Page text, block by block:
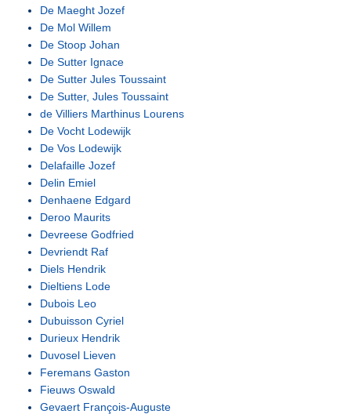
De Maeght Jozef
De Mol Willem
De Stoop Johan
De Sutter Ignace
De Sutter Jules Toussaint
De Sutter, Jules Toussaint
de Villiers Marthinus Lourens
De Vocht Lodewijk
De Vos Lodewijk
Delafaille Jozef
Delin Emiel
Denhaene Edgard
Deroo Maurits
Devreese Godfried
Devriendt Raf
Diels Hendrik
Dieltiens Lode
Dubois Leo
Dubuisson Cyriel
Durieux Hendrik
Duvosel Lieven
Feremans Gaston
Fieuws Oswald
Gevaert François-Auguste